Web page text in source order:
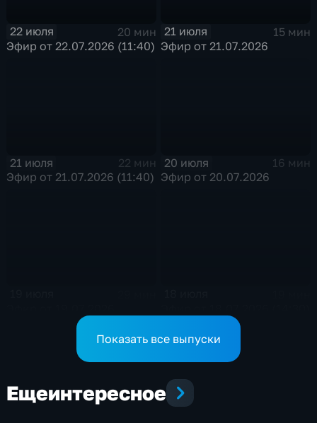
22 июля
20 мин
Эфир от 22.07.2026 (11:40)
21 июля
15 мин
Эфир от 21.07.2026
21 июля
22 мин
Эфир от 21.07.2026 (11:40)
20 июля
16 мин
Эфир от 20.07.2026
Показать все выпуски
Ещеинтересное